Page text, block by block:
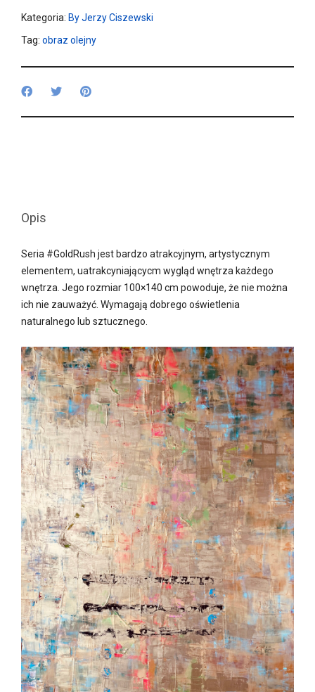
Kategoria: By Jerzy Ciszewski
Tag: obraz olejny
Opis
Seria #GoldRush jest bardzo atrakcyjnym, artystycznym
elementem, uatrakcyniającycm wygląd wnętrza każdego
wnętrza. Jego rozmiar 100×140 cm powoduje, że nie można
ich nie zauważyć. Wymagają dobrego oświetlenia
naturalnego lub sztucznego.